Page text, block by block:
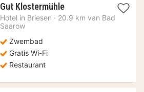
Gut Klostermühle1
nacht
Hotel in Briesen · 20.9 km van Bad
Saarow
Zwembad
Gratis Wi-Fi
Restaurant